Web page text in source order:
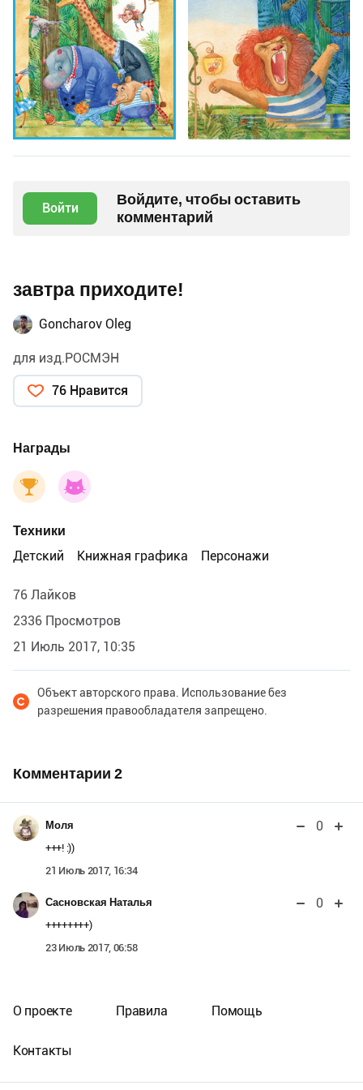
Войти
Войдите, чтобы оставить
комментарий
завтра приходите!
Goncharov Oleg
для изд.РОСМЭН
76 Нравится
Награды
Техники
Детский
Книжная графика Персонажи
76 Лайков
2336 Просмотров
21 Июль 2017, 10:35
Объект авторского права. Использование без
разрешения правообладателя запрещено.
Комментарии 2
Моля 0
+++! :))
21 Июль 2017, 16:34
Сасновская Наталья 0
++++++++)
23 Июль 2017, 06:58
О проекте Правила Помощь
Контакты